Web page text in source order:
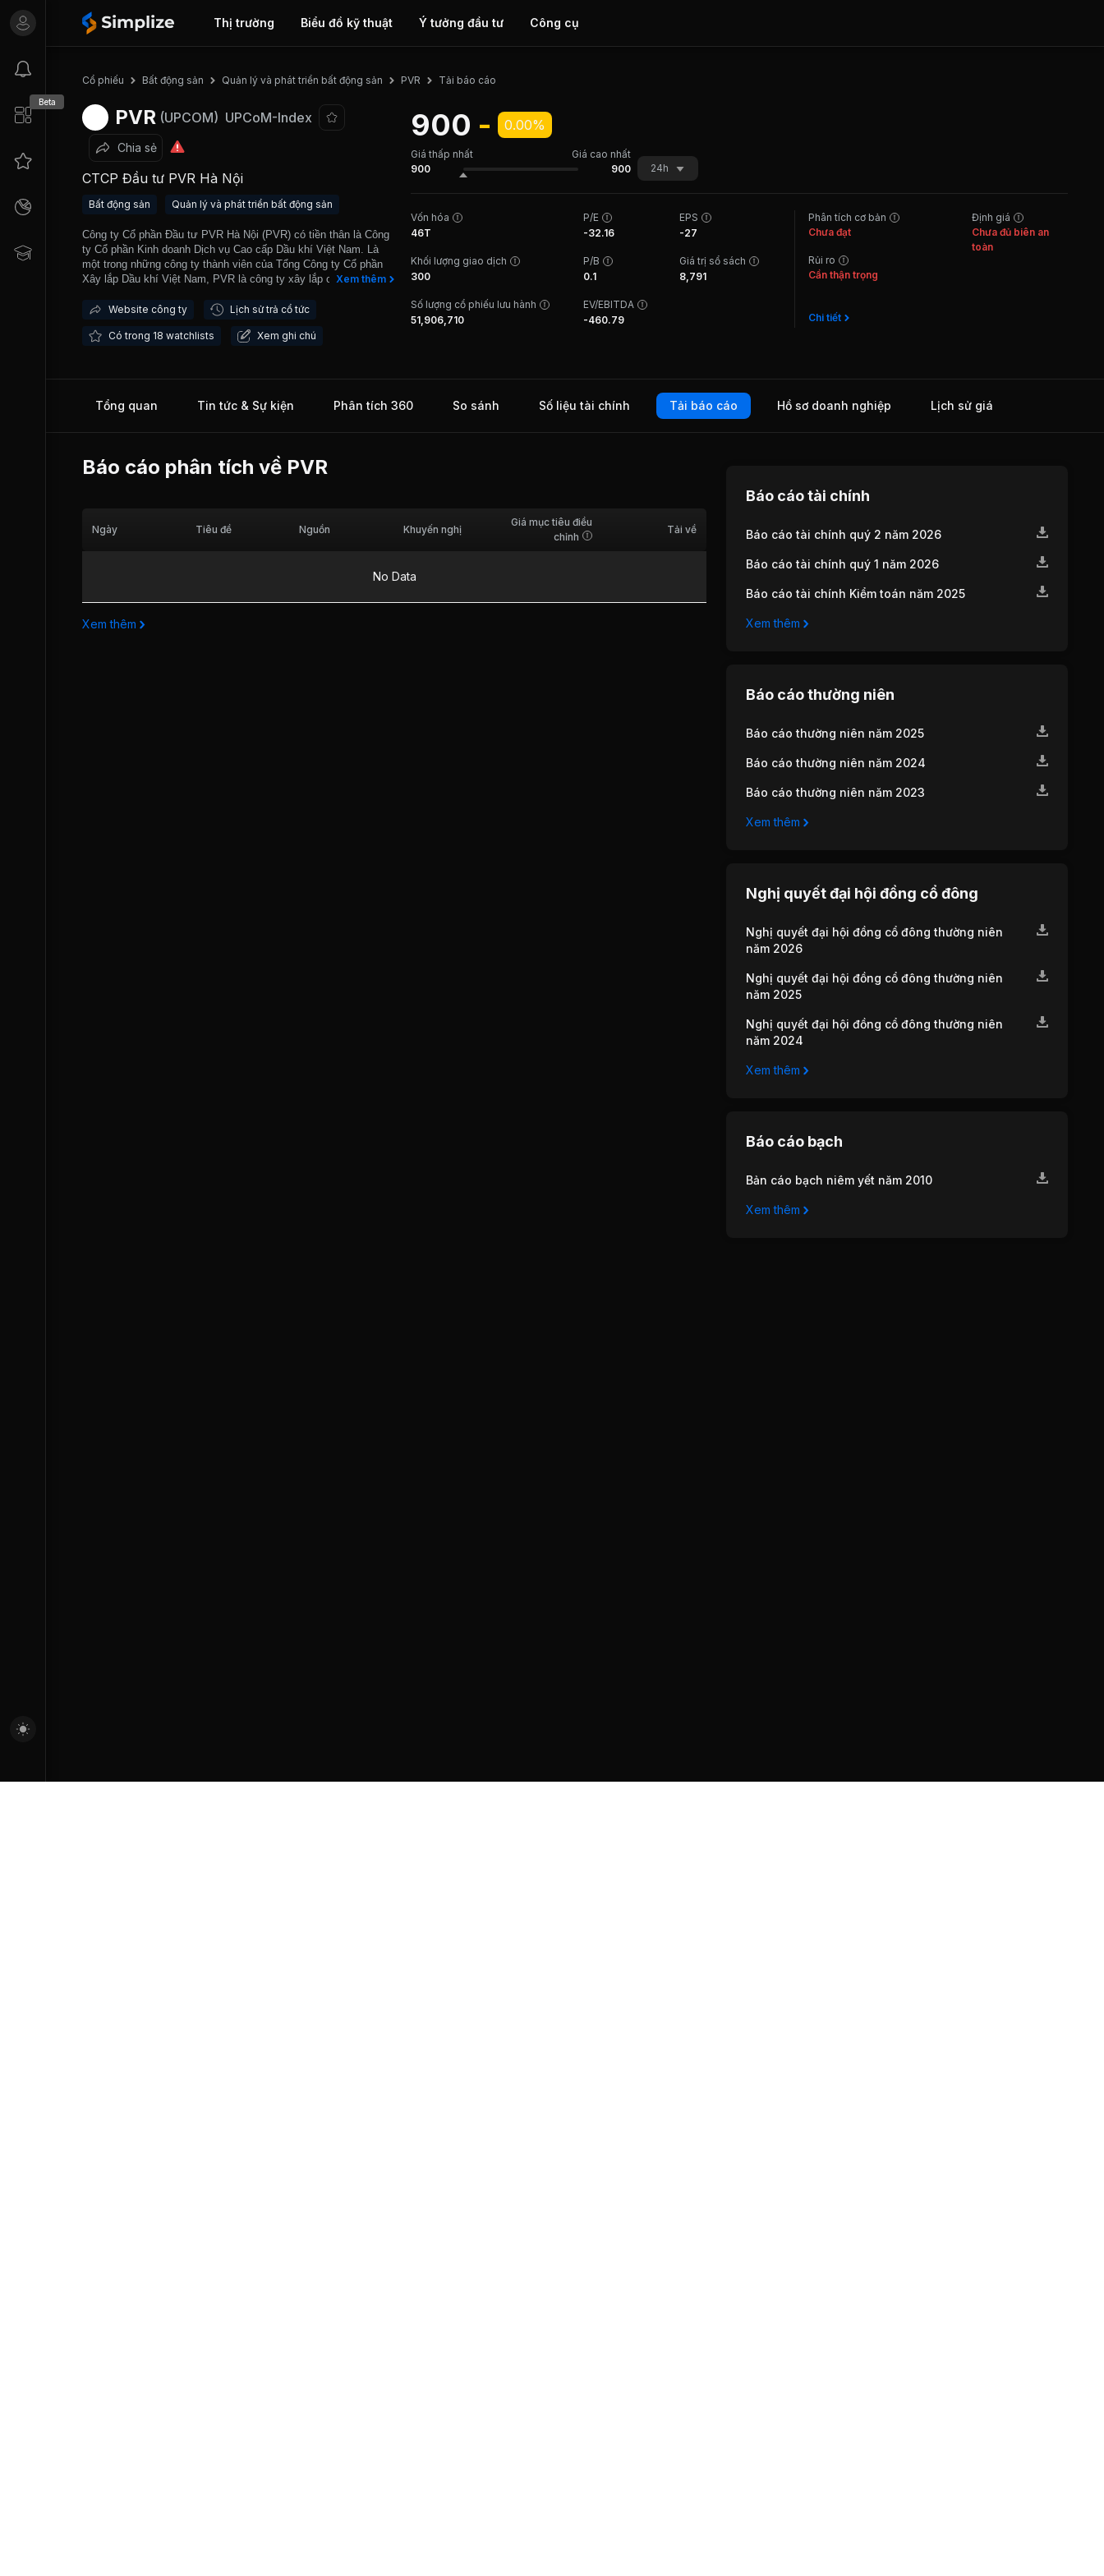
Thị trường Biểu đồ kỹ thuật Ý tưởng đầu tư Công cụ
Beta
Cổ phiếu Bất động sản Quản lý và phát triển bất động sản PVR Tải báo cáo
PVR (UPCOM) UPCoM-Index
Chia sẻ
CTCP Đầu tư PVR Hà Nội
Bất động sản Quản lý và phát triển bất động sản
Công ty Cổ phần Đầu tư PVR Hà Nội (PVR) có tiền thân là Công
ty Cổ phần Kinh doanh Dịch vụ Cao cấp Dầu khí Việt Nam. Là
một trong những công ty thành viên của Tổng Công ty Cổ phần
Xây lắp Dầu khí Việt Nam, PVR là công ty xây lắp chuyển ngành
từ tháng 11/2006 để đảm nhiệm lĩnh vực đầu tư và kinh doanh
cấp. Công ty đang sở hữu quỹ đất lớn, có vị trí đẹp tại Ba Vì, Hà
Tây Hạ Long và Trung tâm Thương mại Khách sạn Văn phòng Hạ
Long. Ngày 02/06/2017, PVR chính thức giao dịch trên thị trường
UPCOM.
Xem thêm
Website công ty Lịch sử trả cổ tức
Có trong 18 watchlists Xem ghi chú
900 - 0.00%
Giá thấp nhất
Giá cao nhất
900
900 24h
Vốn hóa
46T
P/E
-32.16
EPS
-27
Khối lượng giao dịch
300
P/B
0.1
Giá trị sổ sách
8,791
Số lượng cổ phiếu lưu hành
51,906,710
EV/EBITDA
-460.79
Phân tích cơ bản
Chưa đạt
Rủi ro
Cần thận trọng
Chi tiết
Định giá
Chưa đủ biên an
toàn
Tổng quan Tin tức & Sự kiện Phân tích 360 So sánh Số liệu tài chính Tải báo cáo Hồ sơ doanh nghiệp Lịch sử giá
Báo cáo phân tích về PVR
Ngày Tiêu đề Nguồn Khuyến nghị
Giá mục tiêu điều
chỉnh
Tải về
No Data
Xem thêm
Báo cáo tài chính
Báo cáo tài chính quý 2 năm 2026
Báo cáo tài chính quý 1 năm 2026
Báo cáo tài chính Kiểm toán năm 2025
Xem thêm
Báo cáo thường niên
Báo cáo thường niên năm 2025
Báo cáo thường niên năm 2024
Báo cáo thường niên năm 2023
Xem thêm
Nghị quyết đại hội đồng cổ đông
Nghị quyết đại hội đồng cổ đông thường niên
năm 2026
Nghị quyết đại hội đồng cổ đông thường niên
năm 2025
Nghị quyết đại hội đồng cổ đông thường niên
năm 2024
Xem thêm
Báo cáo bạch
Bản cáo bạch niêm yết năm 2010
Xem thêm